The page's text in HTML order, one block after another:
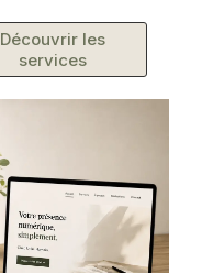
Découvrir les
services